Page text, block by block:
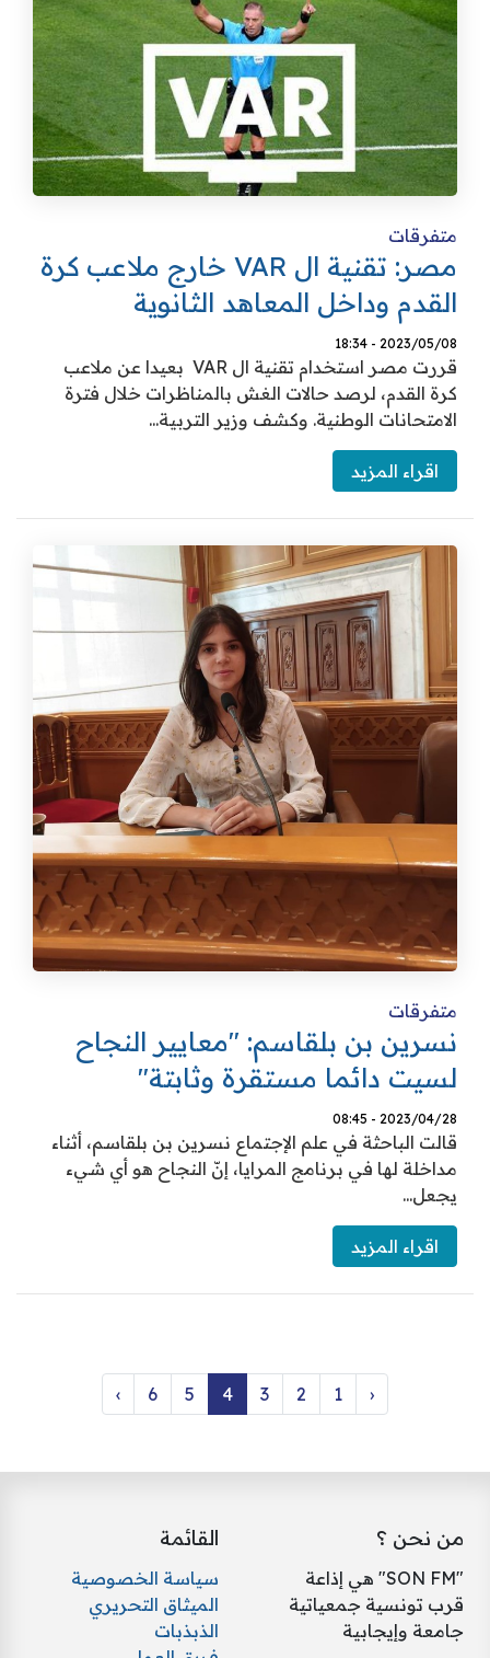
متفرقات
مصر: تقنية ال VAR خارج ملاعب كرة
القدم وداخل المعاهد الثانوية
2023/05/08 - 18:34
قررت مصر استخدام تقنية ال VAR بعيدا عن ملاعب
كرة القدم، لرصد حالات الغش بالمناظرات خلال فترة
الامتحانات الوطنية. وكشف وزير التربية...
اقراء المزيد
متفرقات
نسرين بن بلقاسم: "معايير النجاح
لسيت دائما مستقرة وثابتة"
2023/04/28 - 08:45
قالت الباحثة في علم الإجتماع نسرين بن بلقاسم، أثناء
مداخلة لها في برنامج المرايا، إنّ النجاح هو أي شيء
يجعل...
اقراء المزيد
‹
1
2
3
4
5
6
›
من نحن ؟
"SON FM" هي إذاعة
قرب تونسية جمعياتية
جامعة وإيجابية
القائمة
سياسة الخصوصية
الميثاق التحريري
الذبذبات